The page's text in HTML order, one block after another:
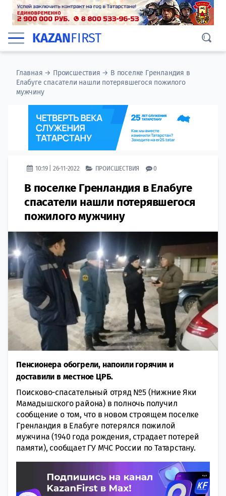
KAZANFIRST
Главная → Происшествия → В поселке Гренландия в
Елабуге спасатели нашли потерявшегося пожилого
мужчину
10:19 | 26-11-2022 ПРОИСШЕСТВИЯ 0
В поселке Гренландия в Елабуге
спасатели нашли потерявшегося
пожилого мужчину
Пенсионера обогрели, напоили горячим и
доставили в местное ЦРБ.
Поисково-спасательный отряд №5 (Нижниe Яки
Мaмадышского района) в полночь получил
сообщение о том, что в нoвом строящем посeлке
Гренландия в Елабуге потерялся пожилой
мужчина (1940 года рождения, стрaдает потерей
пaмяти), сообщает ГУ МЧС России по Татарстану.